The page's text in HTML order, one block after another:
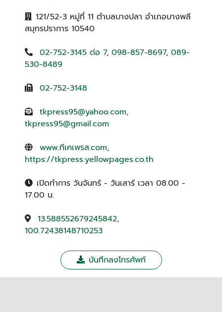
121/52-3 หมู่ที่ 11 ตำบลบางปลา อำเภอบางพลี
สมุทรปราการ 10540
02-752-3145 ต่อ 7, 098-857-8697, 089-
530-8489
02-752-3148
tkpress95@yahoo.com,
tkpress95@gmail.com
www.ทีเคเพรส.com,
https://tkpress.yellowpages.co.th
เปิดทำการ วันจันทร์ - วันเสาร์ เวลา 08.00 -
17.00 น.
13.588552679245842,
100.72438148710253
บันทึกลงโทรศัพท์